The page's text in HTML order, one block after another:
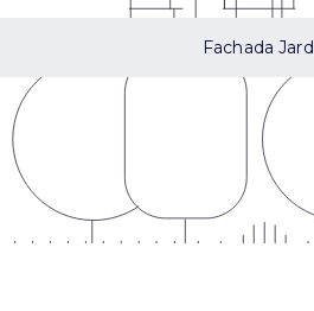
Fachada